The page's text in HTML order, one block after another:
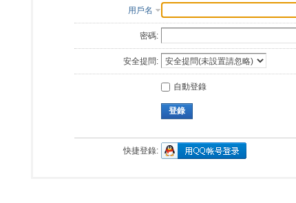
用戶名
密碼:
安全提問:
自動登錄
登錄
快捷登錄: